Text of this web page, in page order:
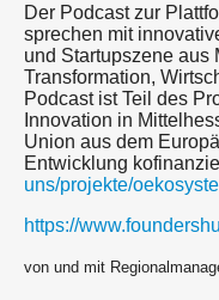
Der Podcast zur
sprechen mit
und Startupszene aus
Transformation,
Podcast ist Teil des
Innovation in
Union aus dem
Entwicklung
uns/projekte/
https://
von und mit